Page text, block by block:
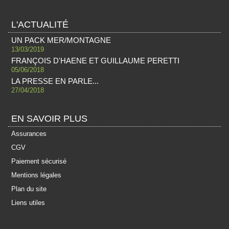
L'ACTUALITÉ
UN PACK MER/MONTAGNE
13/03/2019
FRANÇOIS D'HAENE ET GUILLAUME PERETTI
05/06/2018
LA PRESSE EN PARLE...
27/04/2018
EN SAVOIR PLUS
Assurances
CGV
Paiement sécurisé
Mentions légales
Plan du site
Liens utiles